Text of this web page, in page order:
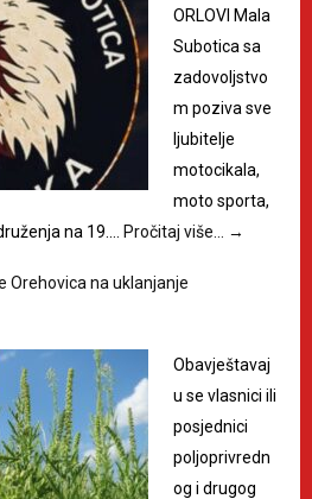
ORLOVI Mala
Subotica sa
zadovoljstvo
m poziva sve
ljubitelje
motocikala,
moto sporta,
na 19.…
Pročitaj više… →
Orehovica na uklanjanje
Obavještavaj
u se vlasnici ili
posjednici
poljoprivredn
og i drugog